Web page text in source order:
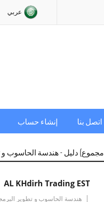
إنشاء حساب اتصل بنا
مجموع) دليل - هندسة الحاسوب و
AL KHdirh Trading EST
هندسة الحاسوب و تطوير